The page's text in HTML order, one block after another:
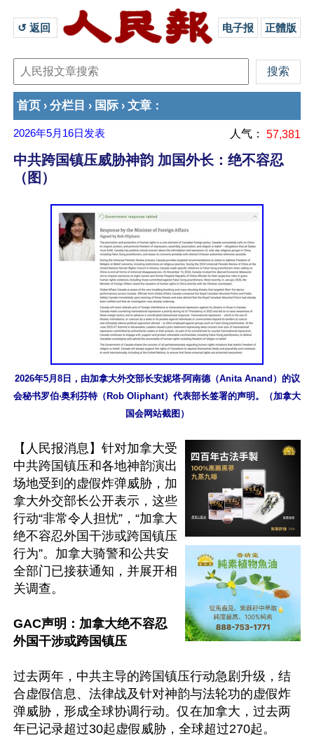
↺ 返回 电子报 正體版
首页 › 分栏目 › 国际 › 文章 ：
2026年5月16日 发表 人气： 57,381
中共跨国镇压威胁神韵 加国外长：绝不容忍
（图）
2026年5月8日，由加拿大外交部长安妮塔‧阿南德（Anita Anand）的议
会秘书罗伯‧奥利芬特（Rob Oliphant）代表部长签署的声明。（加拿大
国会网站截图）
【人民报消息】针对加拿大受
中共跨国镇压和各地神韵演出
场地受到的虚假炸弹威胁，加
拿大外交部长公开表示，这些
行动“非常令人担忧”，“加拿大
绝不容忍外国干涉或跨国镇压
行为”。加拿大骑警和公共安
全部门已接获通知，并展开相
关调查。
GAC声明：加拿大绝不容忍
外国干涉或跨国镇压
过去两年，中共主导的跨国镇压行动急剧升级，结
合虚假信息、法律战及针对神韵与法轮功的虚假炸
弹威胁，形成全球协调行动。仅在加拿大，过去两
年已记录超过30起虚假威胁，全球超过270起。